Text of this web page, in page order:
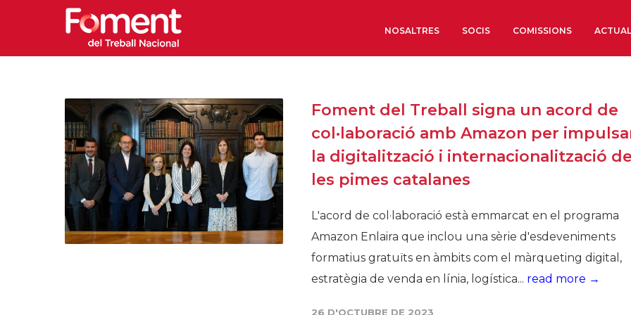
NOSALTRES
Òrgans de Govern
Òrgans Consultius
Estructura Executiva
Econòmics i Socials
Organitzacions
Organitzacions
SOCIS COMISSIONS
Foment del Treball signa un acord de
col·laboració amb Amazon per
la digitalització i internacionalització de
les pimes catalanes
L'acord de col·laboració està emmarcat en el programa
Amazon Enlaira que inclou una sèrie d'esdeveniments
formatius gratuïts en àmbits com el màrqueting digital,
estratègia de venda en línia, logística... read more →
26 D'OCTUBRE DE 2023